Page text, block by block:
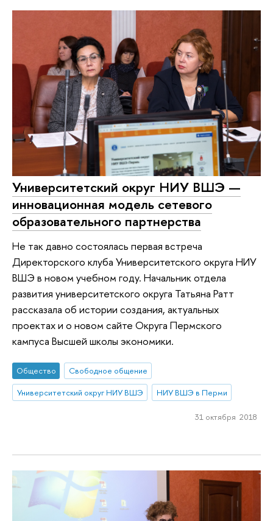
Университетский округ НИУ ВШЭ —
инновационная модель сетевого
образовательного партнерства
Не так давно состоялась первая встреча
Директорского клуба Университетского округа НИУ
ВШЭ в новом учебном году. Начальник отдела
развития университетского округа Татьяна Ратт
рассказала об истории создания, актуальных
проектах и о новом сайте Округа Пермского
кампуса Высшей школы экономики.
Общество
Свободное общение
Университетский округ НИУ ВШЭ
НИУ ВШЭ в Перми
31 октября 2018